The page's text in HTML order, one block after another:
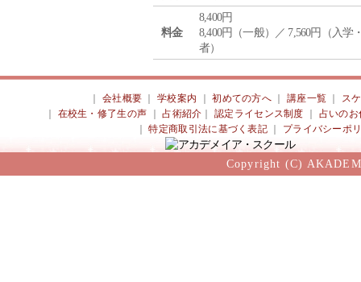
料金
8,400円
8,400円（一般）／ 7,560円（入学
者）
会社概要 ｜学校案内 ｜初めての方へ 講座一覧
ス
在校生・修了生の声 ｜占術紹介 ｜認定ライセンス制度
占いのお
｜特定商取引法に基づく表記 プライバシーポ
Copyright (C)